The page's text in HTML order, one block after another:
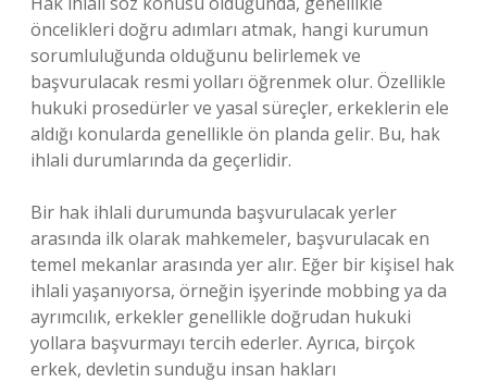
öncelikleri doğru adımları atmak, hangi kurumun
sorumluluğunda olduğunu belirlemek ve
başvurulacak resmi yolları öğrenmek olur. Özellikle
hukuki prosedürler ve yasal süreçler, erkeklerin ele
aldığı konularda genellikle ön planda gelir. Bu, hak
ihlali durumlarında da geçerlidir.
Bir hak ihlali durumunda başvurulacak yerler
arasında ilk olarak mahkemeler, başvurulacak en
temel mekanlar arasında yer alır. Eğer bir kişisel hak
ihlali yaşanıyorsa, örneğin işyerinde mobbing ya da
ayrımcılık, erkekler genellikle doğrudan hukuki
yollara başvurmayı tercih ederler. Ayrıca, birçok
erkek, devletin sunduğu insan hakları